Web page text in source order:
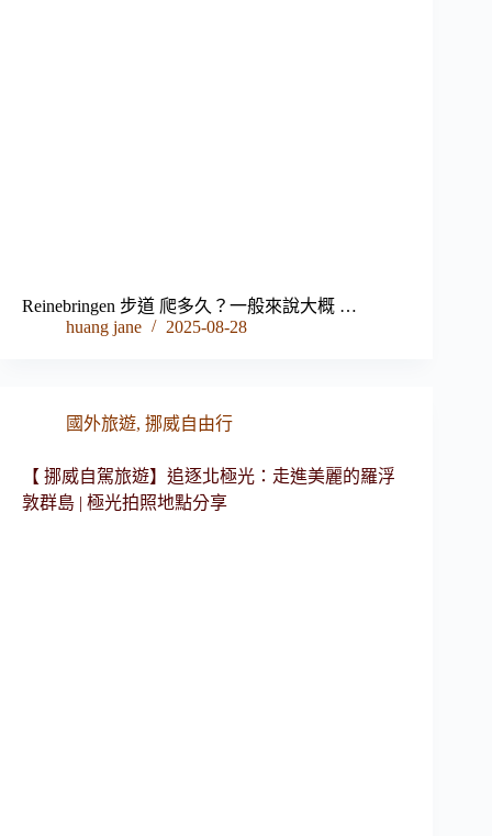
Reinebringen 步道 爬多久？一般來說大概 …
huang jane
2025-08-28
國外旅遊, 挪威自由行
【 挪威自駕旅遊】追逐北極光：走進美麗的羅浮
敦群島 | 極光拍照地點分享